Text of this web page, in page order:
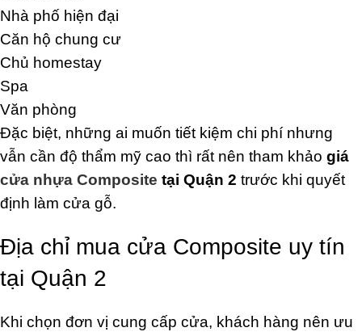
Nhà phố hiện đại
Căn hộ chung cư
Chủ homestay
Spa
Văn phòng
Đặc biệt, những ai muốn tiết kiệm chi phí nhưng
vẫn cần độ thẩm mỹ cao thì rất nên tham khảo giá
cửa nhựa Composite tại Quận 2 trước khi quyết
định làm cửa gỗ.
Địa chỉ mua cửa Composite uy tín
tại Quận 2
Khi chọn đơn vị cung cấp cửa, khách hàng nên ưu